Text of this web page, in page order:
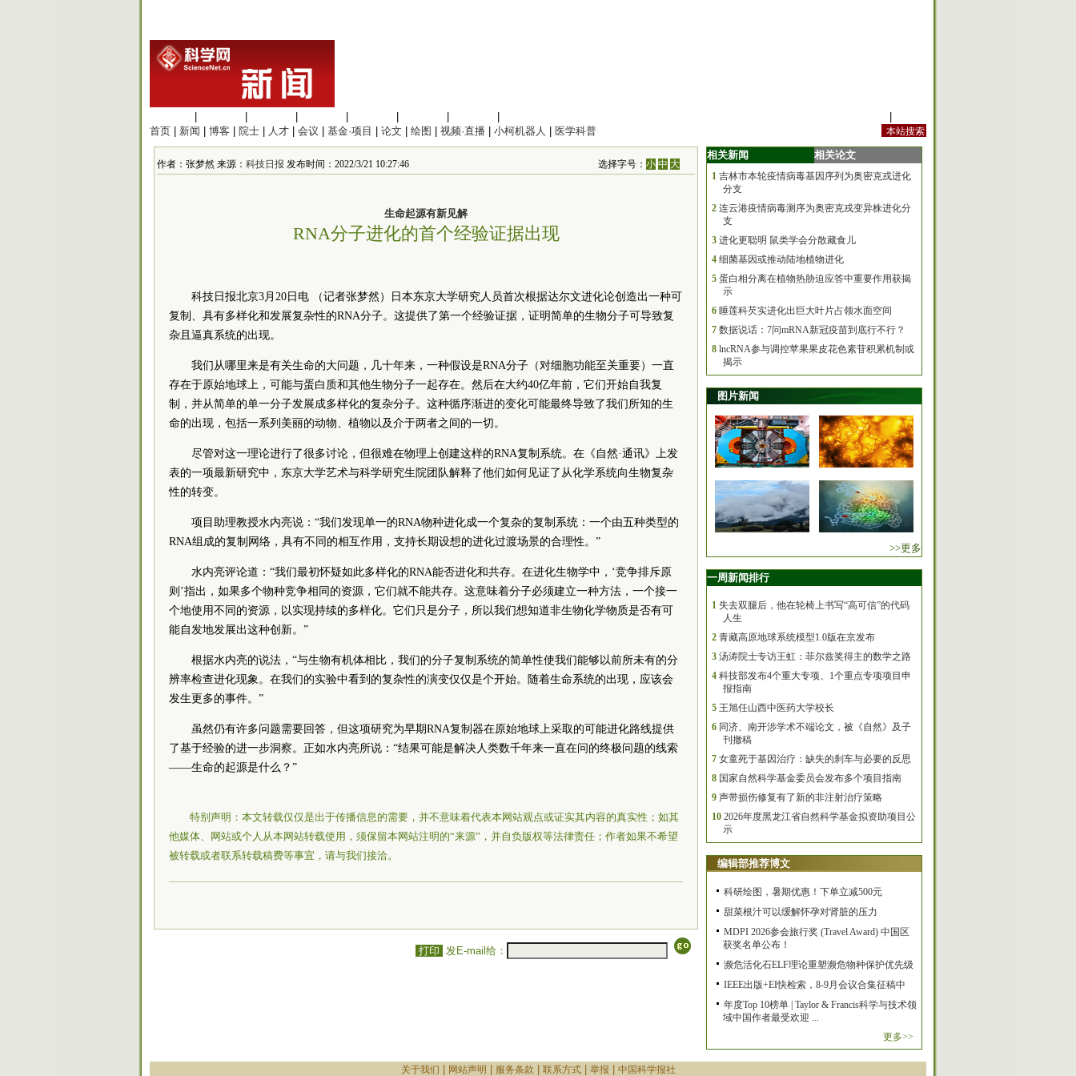
首页
新闻 博客 院士 人才 会议 基金·项目 论文 绘图 视频·直播 小柯机器人 医学科普
作者：张梦然 来源： 科技日报 发布时间：2022/3/21 10:27:46 选择字号：小 中 大
生命起源有新见解
RNA分子进化的首个经验证据出现
科技日报北京3月20日电 （记者张梦然）日本东京大学研究人员首次根据达尔文进化论创造出一种可
复制、具有多样化和发展复杂性的RNA分子。这提供了第一个经验证据，证明简单的生物分子可导致复
杂且逼真系统的出现。
我们从哪里来是有关生命的大问题，几十年来，一种假设是RNA分子（对细胞功能至关重要）一直
存在于原始地球上，可能与蛋白质和其他生物分子一起存在。然后在大约40亿年前，它们开始自我复
制，并从简单的单一分子发展成多样化的复杂分子。这种循序渐进的变化可能最终导致了我们所知的生
命的出现，包括一系列美丽的动物、植物以及介于两者之间的一切。
尽管对这一理论进行了很多讨论，但很难在物理上创建这样的RNA复制系统。在《自然·通讯》上发
表的一项最新研究中，东京大学艺术与科学研究生院团队解释了他们如何见证了从化学系统向生物复杂
性的转变。
项目助理教授水内亮说：“我们发现单一的RNA物种进化成一个复杂的复制系统：一个由五种类型的
RNA组成的复制网络，具有不同的相互作用，支持长期设想的进化过渡场景的合理性。”
水内亮评论道：“我们最初怀疑如此多样化的RNA能否进化和共存。在进化生物学中，‘竞争排斥原
则’指出，如果多个物种竞争相同的资源，它们就不能共存。这意味着分子必须建立一种方法，一个接一
个地使用不同的资源，以实现持续的多样化。它们只是分子，所以我们想知道非生物化学物质是否有可
能自发地发展出这种创新。”
根据水内亮的说法，“与生物有机体相比，我们的分子复制系统的简单性使我们能够以前所未有的分
辨率检查进化现象。在我们的实验中看到的复杂性的演变仅仅是个开始。随着生命系统的出现，应该会
发生更多的事件。”
虽然仍有许多问题需要回答，但这项研究为早期RNA复制器在原始地球上采取的可能进化路线提供
了基于经验的进一步洞察。正如水内亮所说：“结果可能是解决人类数千年来一直在问的终极问题的线索
——生命的起源是什么？”
特别声明：本文转载仅仅是出于传播信息的需要，并不意味着代表本网站观点或证实其内容的真实性；如其
他媒体、网站或个人从本网站转载使用，须保留本网站注明的“来源”，并自负版权等法律责任；作者如果不希望
被转载或者联系转载稿费等事宜，请与我们接洽。
打印 发E-mail给：
相关新闻 相关论文
1 吉林市本轮疫情病毒基因序列为奥密克戎进化
分支
2 连云港疫情病毒测序为奥密克戎变异株进化分
支
3 进化更聪明 鼠类学会分散藏食儿
4 细菌基因或推动陆地植物进化
5 蛋白相分离在植物热胁迫应答中重要作用获揭
示
6 睡莲科芡实进化出巨大叶片占领水面空间
7 数据说话：7问mRNA新冠疫苗到底行不行？
8 lncRNA参与调控苹果果皮花色素苷积累机制或
揭示
图片新闻
>>更多
一周新闻排行
1 失去双腿后，他在轮椅上书写“高可信”的代码
人生
2 青藏高原地球系统模型1.0版在京发布
3 汤涛院士专访王虹：菲尔兹奖得主的数学之路
4 科技部发布4个重大专项、1个重点专项项目申
报指南
5 王旭任山西中医药大学校长
6 同济、南开涉学术不端论文，被《自然》及子
刊撤稿
7 女童死于基因治疗：缺失的刹车与必要的反思
8 国家自然科学基金委员会发布多个项目指南
9 声带损伤修复有了新的非注射治疗策略
10 2026年度黑龙江省自然科学基金拟资助项目公
示
编辑部推荐博文
科研绘图，暑期优惠！下单立减500元
甜菜根汁可以缓解怀孕对肾脏的压力
MDPI 2026参会旅行奖 (Travel Award) 中国区
获奖名单公布！
濒危活化石ELF理论重塑濒危物种保护优先级
IEEE出版+EI快检索，8-9月会议合集征稿中
年度Top 10榜单 | Taylor & Francis科学与技术领
域中国作者最受欢迎 ...
更多>>
关于我们 网站声明 服务条款 联系方式| 举报 中国科学报社